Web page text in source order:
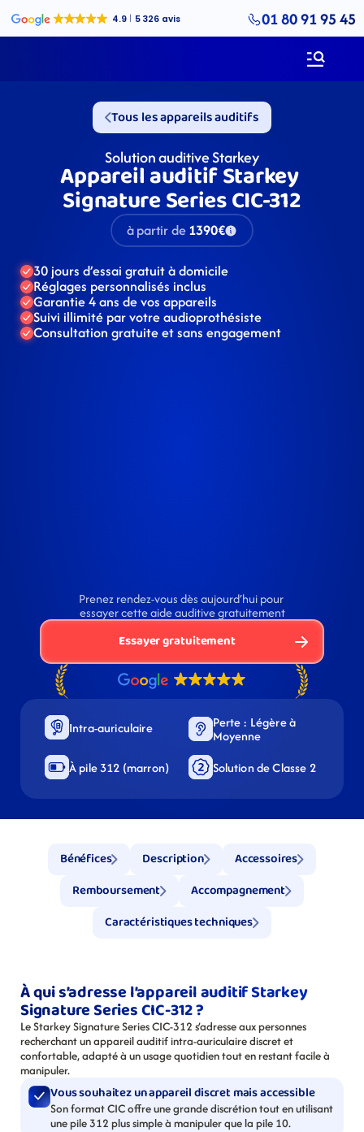
01 80 91 95 45
Tous les appareils auditifs
Solution auditive Starkey
Appareil auditif Starkey
Signature Series CIC-312
à partir de1390€
30 jours d’essai gratuit à domicile
Réglages personnalisés inclus
Garantie 4 ans de vos appareils
Suivi illimité par votre audioprothésiste
Consultation gratuite et sans engagement
Prenez rendez-vous dès aujourd’hui pour
essayer cette aide auditive gratuitement
Essayer gratuitement
Intra-auriculaire
Perte : Légère à
Moyenne
À pile 312 (marron)
Solution de Classe 2
Bénéfices Description
Accessoires
Remboursement
Accompagnement
Caractéristiques techniques
À qui s’adresse l’appareil auditif Starkey
Signature Series CIC-312 ?
Le Starkey Signature Series CIC-312 s’adresse aux personnes
recherchant un appareil auditif intra-auriculaire discret et
confortable, adapté à un usage quotidien tout en restant facile à
manipuler.
Vous souhaitez un appareil discret mais accessible
Son format CIC offre une grande discrétion tout en utilisant
une pile 312 plus simple à manipuler que la pile 10.